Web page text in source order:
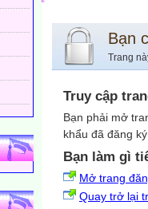
Bạn
Trang
Truy cập
Bạn phải mở
khẩu đã đăng
Bạn làm gì
Mở trang
Quay trở lại